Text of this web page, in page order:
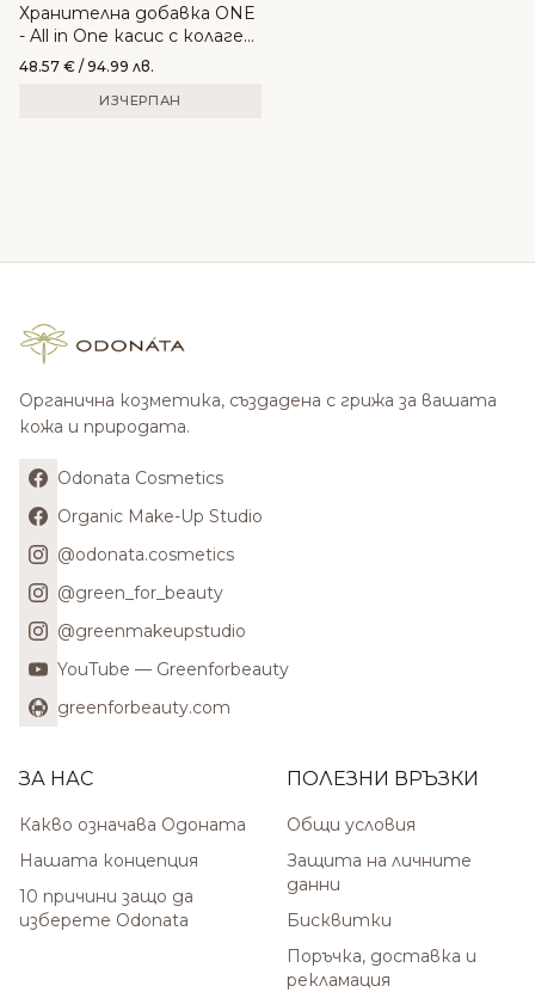
Хранителна добавка ONE
- All in One касис с колаген
от Надя Петрова
48.57 € / 94.99 лв.
ИЗЧЕРПАН
Органична козметика, създадена с грижа за вашата
кожа и природата.
Odonata Cosmetics
Organic Make-Up Studio
@odonata.cosmetics
@green_for_beauty
@greenmakeupstudio
YouTube — Greenforbeauty
greenforbeauty.com
ЗА НАС
Какво означава Одоната
Нашата концепция
10 причини защо да
изберете Odonata
ПОЛЕЗНИ ВРЪЗКИ
Общи условия
Защита на личните
данни
Бисквитки
Поръчка, доставка и
рекламация